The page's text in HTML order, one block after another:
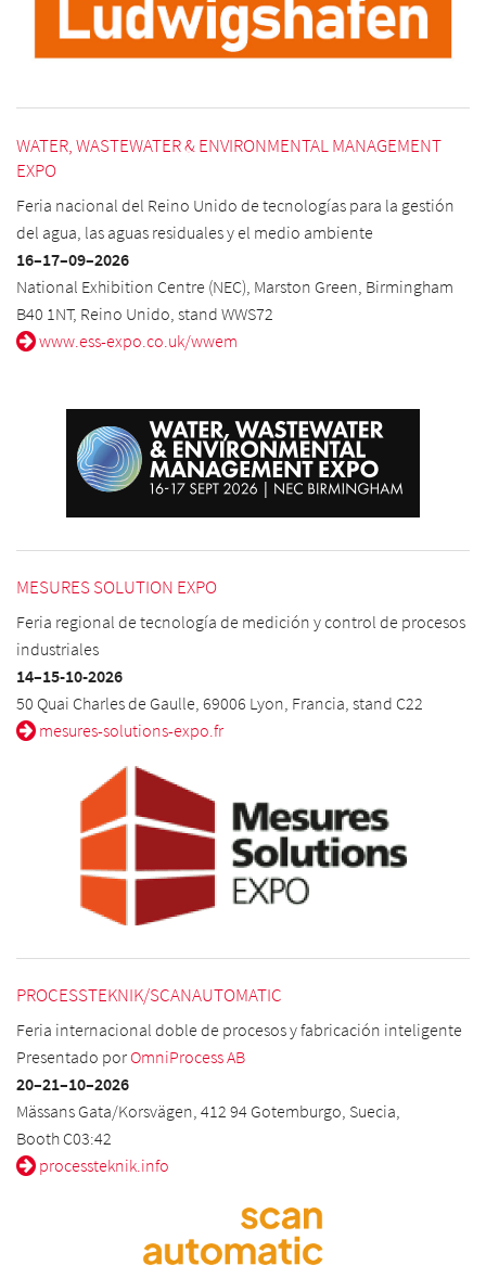
WATER, WASTEWATER & ENVIRONMENTAL MANAGEMENT
EXPO
Feria nacional del Reino Unido de tecnologías para la gestión
del agua, las aguas residuales y el medio ambiente
16–17–09–2026
National Exhibition Centre (NEC), Marston Green, Birmingham
B40 1NT, Reino Unido, stand WWS72
www.ess-expo.co.uk/wwem
MESURES SOLUTION EXPO
Feria regional de tecnología de medición y control de procesos
industriales
14–15-10-2026
50 Quai Charles de Gaulle, 69006 Lyon, Francia, stand C22
mesures-solutions-expo.fr
PROCESSTEKNIK/SCANAUTOMATIC
Feria internacional doble de procesos y fabricación inteligente
Presentado por OmniProcess AB
20–21–10–2026
Mässans Gata/Korsvägen, 412 94 Gotemburgo, Suecia,
Booth C03:42
processteknik.info